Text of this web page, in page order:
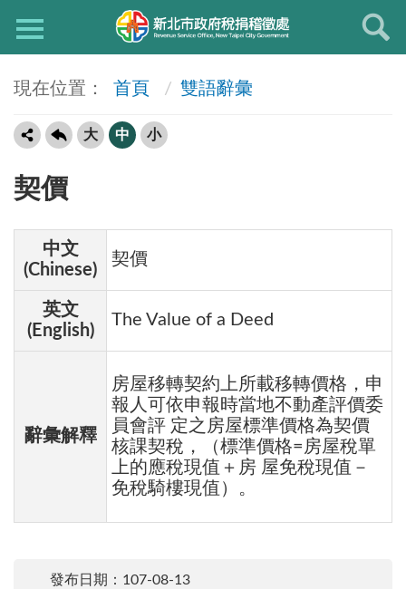
首頁 雙語辭彙
大 中 小
契價
中文
(Chinese)
契價
英文
(English)
The Value of a Deed
辭彙解釋
房屋移轉契約上所載移轉價格，申
報人可依申報時當地不動產評價委
員會評 定之房屋標準價格為契價
核課契稅，（標準價格=房屋稅單
上的應稅現值＋房 屋免稅現值－
免稅騎樓現值）。
發布日期： 107-08-13